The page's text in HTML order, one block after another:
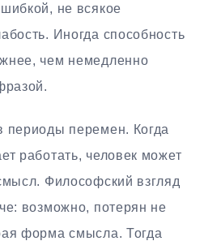
не всякое
Иногда способность
чем немедленно
периоды перемен. Когда
работать, человек может
Философский взгляд
возможно, потерян не
форма смысла. Тогда